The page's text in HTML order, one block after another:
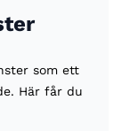
som ett
Här får du